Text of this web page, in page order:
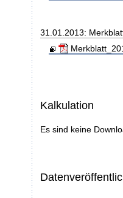
31.01.2013:
Kalkulation
Es sind keine